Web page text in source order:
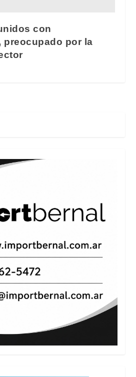
con
preocupado por la